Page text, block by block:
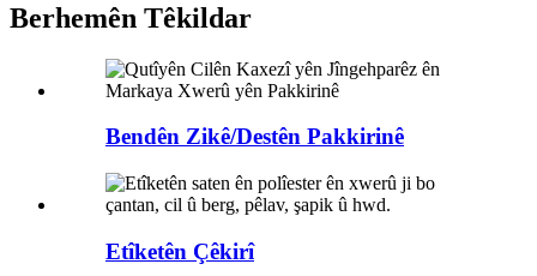
Berhemên Têkildar
Bendên Zikê/Destên Pakkirinê
Etîketên Çêkirî